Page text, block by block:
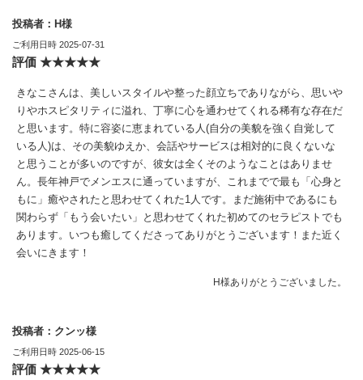
投稿者：H様
ご利用日時 2025-07-31
評価 ★★★★★
きなこさんは、美しいスタイルや整った顔立ちでありながら、思いや
りやホスピタリティに溢れ、丁寧に心を通わせてくれる稀有な存在だ
と思います。特に容姿に恵まれている人(自分の美貌を強く自覚して
いる人)は、その美貌ゆえか、会話やサービスは相対的に良くないな
と思うことが多いのですが、彼女は全くそのようなことはありませ
ん。長年神戸でメンエスに通っていますが、これまでで最も「心身と
もに」癒やされたと思わせてくれた1人です。まだ施術中であるにも
関わらず「もう会いたい」と思わせてくれた初めてのセラピストでも
あります。いつも癒してくださってありがとうございます！また近く
会いにきます！
H様ありがとうございました。
投稿者：クンッ様
ご利用日時 2025-06-15
評価 ★★★★★